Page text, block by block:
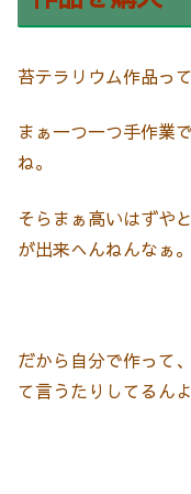
苔テラリウム作品っ
まぁ一つ一つ手作業
ね。
そらまぁ高いはずや
が出来へんねんなぁ。
だから自分で作って
て言うたりしてるんよ